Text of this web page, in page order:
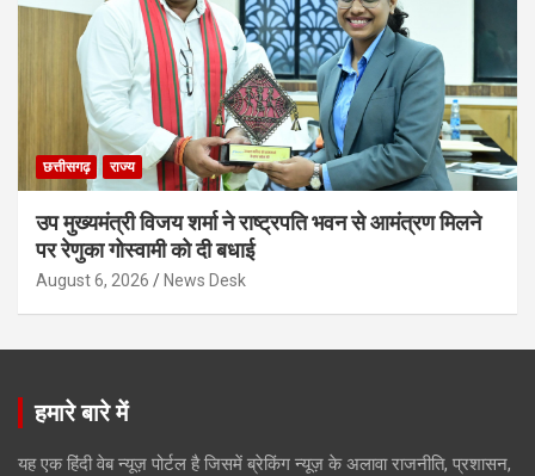
छत्तीसगढ़ राज्य
उप मुख्यमंत्री विजय शर्मा ने राष्ट्रपति भवन से आमंत्रण मिलने
पर रेणुका गोस्वामी को दी बधाई
August 6, 2026 News Desk
हमारे बारे में
यह एक हिंदी वेब न्यूज़ पोर्टल है जिसमें ब्रेकिंग न्यूज़ के अलावा राजनीति, प्रशासन,